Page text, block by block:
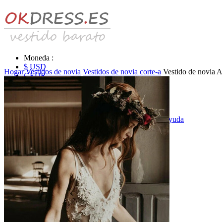
Moneda :
$ USD
€ EUR
£ GBP
₣ CHF
$ CAD
Identificarse & Registrarse Obtener la contraseña |Ayuda
Carro (0)
Vestidos de novia
Vestido de novia liquidación y venta
Vestidos de novia vendimia
Hogar Vestidos de novia Vestidos de novia corte-a Vestido de novia